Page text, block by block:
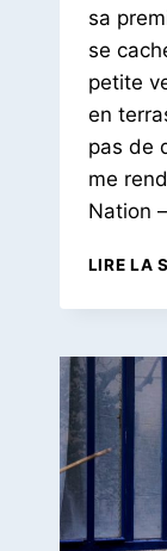
Pois
sa
se
petite
en
pas de
me
Nation
LIRE LA